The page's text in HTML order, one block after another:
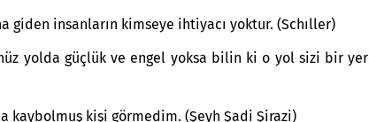
giden insanların kimseye ihtiyacı yoktur. (Schıller)
yolda güçlük ve engel yoksa bilin ki o yol sizi bir
kaybolmuş kişi görmedim. (Şeyh Şadi Şirazi)